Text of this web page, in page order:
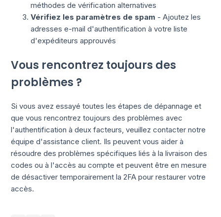
méthodes de vérification alternatives
Vérifiez les paramètres de spam - Ajoutez les
adresses e-mail d'authentification à votre liste
d'expéditeurs approuvés
Vous rencontrez toujours des
problèmes ?
Si vous avez essayé toutes les étapes de dépannage et
que vous rencontrez toujours des problèmes avec
l'authentification à deux facteurs, veuillez contacter notre
équipe d'assistance client. Ils peuvent vous aider à
résoudre des problèmes spécifiques liés à la livraison des
codes ou à l'accès au compte et peuvent être en mesure
de désactiver temporairement la 2FA pour restaurer votre
accès.